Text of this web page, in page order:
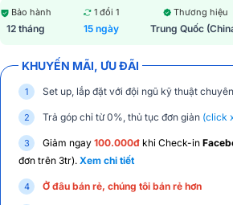
Bảo hành
12 tháng
1 đổi 1
15 ngày
Thương hiệu
Trung Quốc
KHUYẾN MÃI, ƯU ĐÃI
Set up, lắp đặt với đội ngũ kỹ thuật
Trả góp chỉ từ 0%, thủ tục đơn giản (click
Giảm ngay 100.000đ khi Check-in
đơn trên 3tr). Xem chi tiết
Ở đâu bán rẻ, chúng tôi bán rẻ hơn